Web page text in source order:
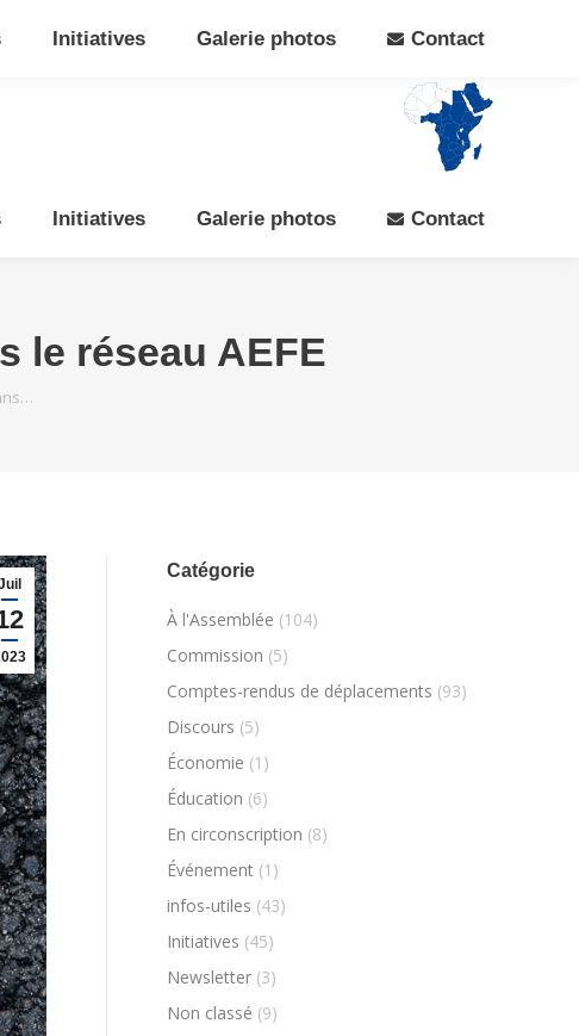
Facebook
opens
in
new
X
opens
in
new
Initiatives Galerie photos Contact
le réseau AEFE
Catégorie
À l'Assemblée (104)
Commission (5)
Comptes-rendus de déplacements (93)
Discours (5)
Économie (1)
Éducation (6)
En circonscription (8)
Événement (1)
infos-utiles (43)
Initiatives (45)
Newsletter (3)
Non classé (9)
Initiatives Galerie photos Contact